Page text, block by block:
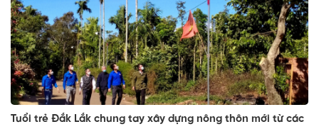
Tuổi trẻ Đắk Lắk chung tay xây dựng nông thôn mới từ các